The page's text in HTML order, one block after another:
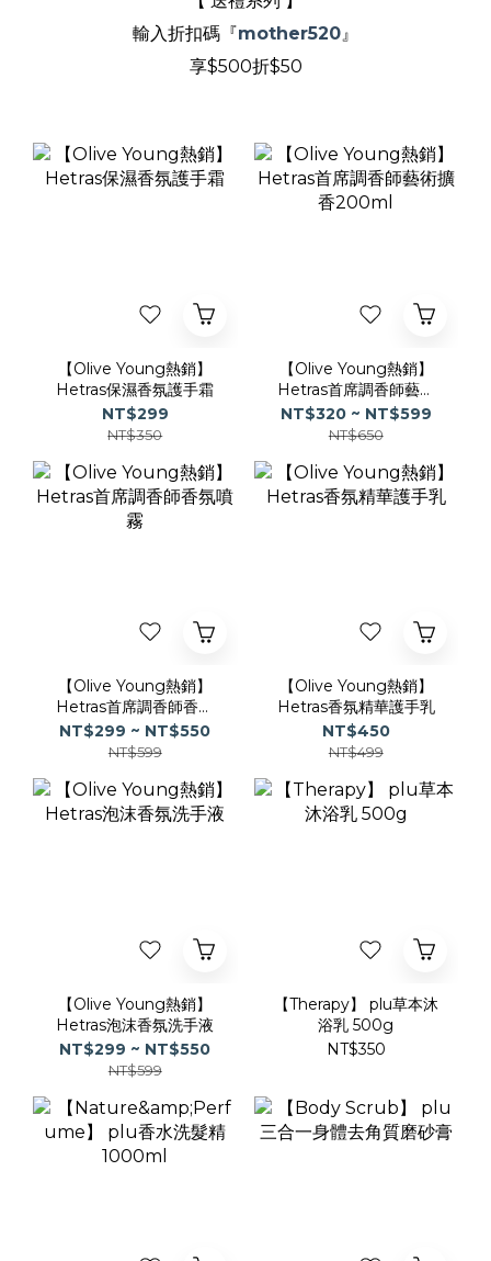
輸入折扣碼『mother520』
享$500折$50
【Olive Young熱銷】
Hetras保濕香氛護手霜
NT$299
NT$350
【Olive Young熱銷】
Hetras首席調香師藝術
擴香200ml
NT$320 ~ NT$599
NT$650
【Olive Young熱銷】
Hetras首席調香師香氛
噴霧
NT$299 ~ NT$550
NT$599
【Olive Young熱銷】
Hetras香氛精華護手乳
NT$450
NT$499
【Olive Young熱銷】
Hetras泡沫香氛洗手液
NT$299 ~ NT$550
NT$599
【Therapy】 plu草本沐
浴乳 500g
NT$350